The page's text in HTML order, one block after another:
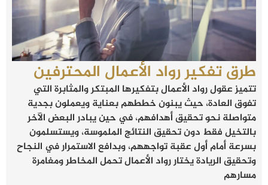
طرق تفكير رواد الأعمال المحترفين
تتميز عقول رواد الأعمال بتفكيرها المبتكر والمثابرة التي
تفوق العادة، حيث يبنون خططهم بعناية ويعملون بجدية
متواصلة نحو تحقيق أهدافهم، في حين يبادر البعض الآخر
بالتخيل فقط دون تحقيق النتائج الملموسة، ويستسلمون
بسرعة أمام أول عقبة تواجههم، وبدافع الاستمرار في النجاح
وتحقيق الريادة يختار رواد الأعمال تحمل المخاطر ومغامرة
مسارهم